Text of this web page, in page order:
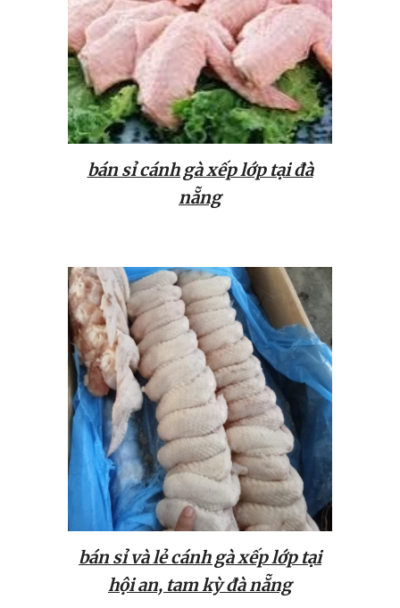
bán sỉ cánh gà xếp lớp tại đà
nẵng
bán sỉ và lẻ cánh gà xếp lớp tại
hội an, tam kỳđà nẵng